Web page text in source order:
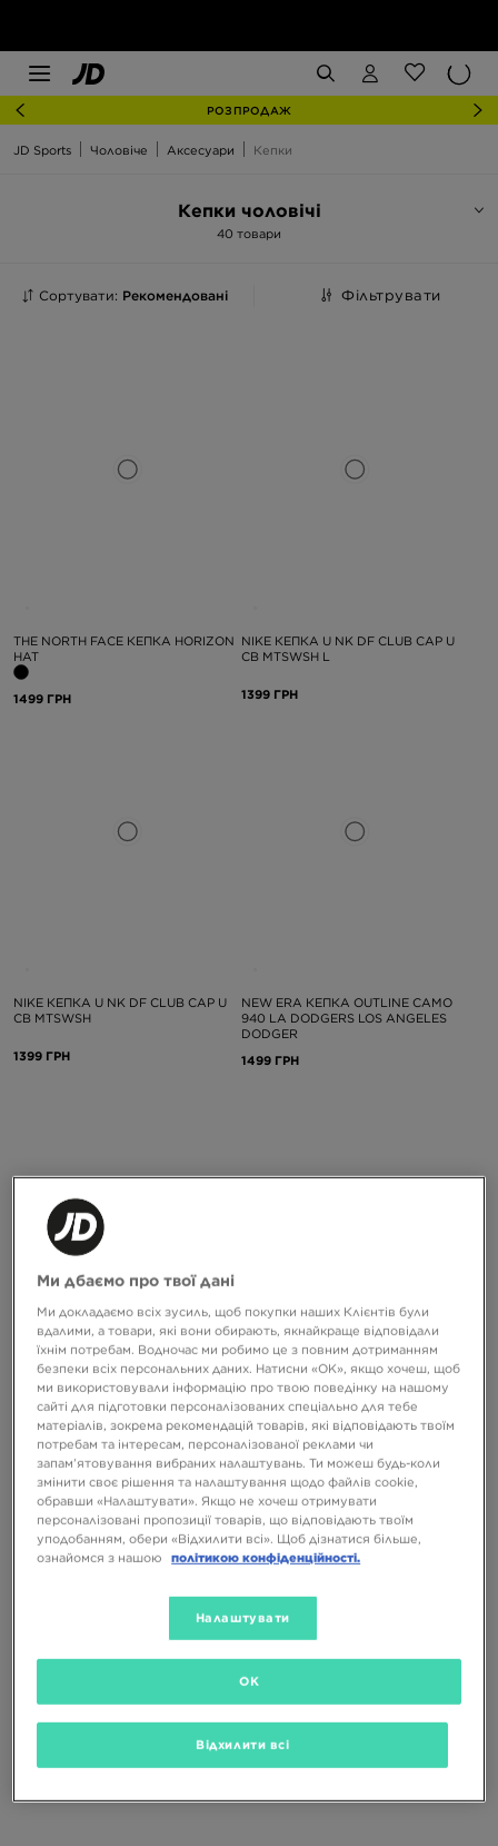
РОЗПРОДАЖ
JD Sports Чоловіче Аксесуари Кепки
Кепки чоловічі
40 товари
Сортувати: Рекомендовані Фільтрувати
THE NORTH FACE КЕПКА HORIZON
HAT
1499 ГРН
NIKE КЕПКА U NK DF CLUB CAP U
CB MTSWSH L
1399 ГРН
NIKE КЕПКА U NK DF CLUB CAP U
CB MTSWSH
1399 ГРН
NEW ERA КЕПКА OUTLINE CAMO
940 LA DODGERS LOS ANGELES
DODGER
1499 ГРН
NEW ERA КЕПКА MLB GRAPHIC
940 APEX LA DODGERS LOS
ANGELES DO
1799 ГРН
NEW ERA КЕПКА CORD MIX 920
1599 ГРН
NEW ERA КЕПКА SPORTY 940
NEW ERA КЕПКА SPORTY 940
APEX NYY NEW YORK YANKEES
Ми дбаємо про твої дані
Ми докладаємо всіх зусиль, щоб покупки наших Клієнтів були
вдалими, а товари, які вони обирають, якнайкраще відповідали
їхнім потребам. Водночас ми робимо це з повним дотриманням
безпеки всіх персональних даних. Натисни «OK», якщо хочеш, щоб
ми використовували інформацію про твою поведінку на нашому
сайті для підготовки персоналізованих спеціально для тебе
матеріалів, зокрема рекомендацій товарів, які відповідають твоїм
потребам та інтересам, персоналізованої реклами чи
запам’ятовування вибраних налаштувань. Ти можеш будь-коли
змінити своє рішення та налаштування щодо файлів cookie,
обравши «Налаштувати». Якщо не хочеш отримувати
персоналізовані пропозиції товарів, що відповідають твоїм
уподобанням, обери «Відхилити всі». Щоб дізнатися більше,
ознайомся з нашою
політикою конфіденційності.
Налаштувати
Відхилити всі
OK